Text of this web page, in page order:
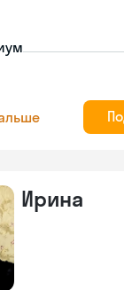
Ирина